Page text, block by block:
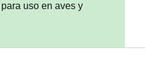
uso en aves y